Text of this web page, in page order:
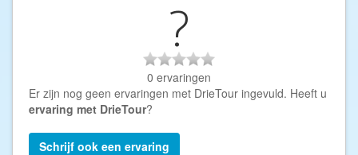
?
0 ervaringen
Er zijn nog geen ervaringen met DrieTour ingevuld. Heeft u
ervaring met DrieTour?
Schrijf ook een ervaring